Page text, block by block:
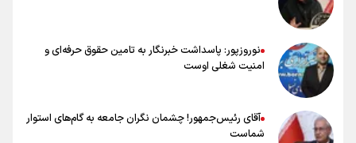
حیدری: افزایش تیم‌های جام جهانی هم سود داشت و هم ضرر/ تیم ملی در
جام جهانی مردود نشد
نوروزپور: پاسداشت خبرنگار به تامین حقوق حرفه‌ای و
امنیت شغلی اوست
آقای رئیس‌جمهور! چشمان نگران جامعه به گام‌های استوار
شماست